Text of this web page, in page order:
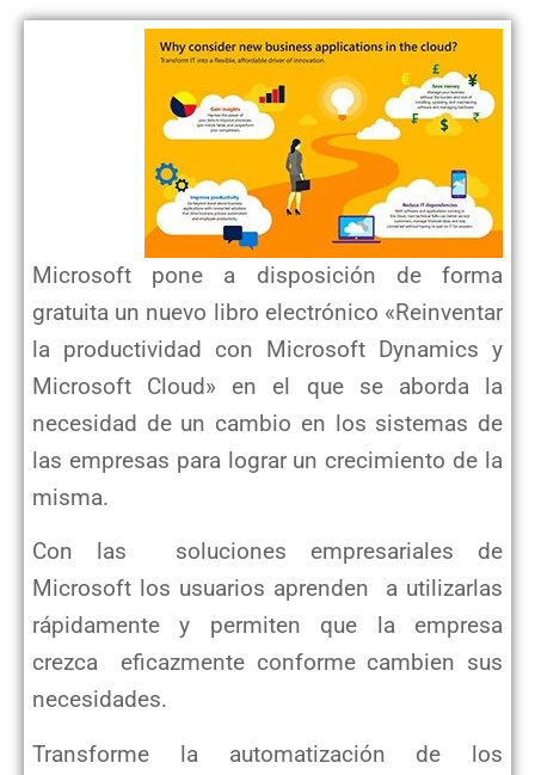
Microsoft pone a disposición de forma
gratuita un nuevo libro electrónico «Reinventar
la productividad con Microsoft Dynamics y
Microsoft Cloud» en el que se aborda la
necesidad de un cambio en los sistemas de
las empresas para lograr un crecimiento de la
misma.
Con las soluciones empresariales de
Microsoft los usuarios aprenden a utilizarlas
rápidamente y permiten que la empresa
crezca eficazmente conforme cambien sus
necesidades.
Transforme la automatización de los